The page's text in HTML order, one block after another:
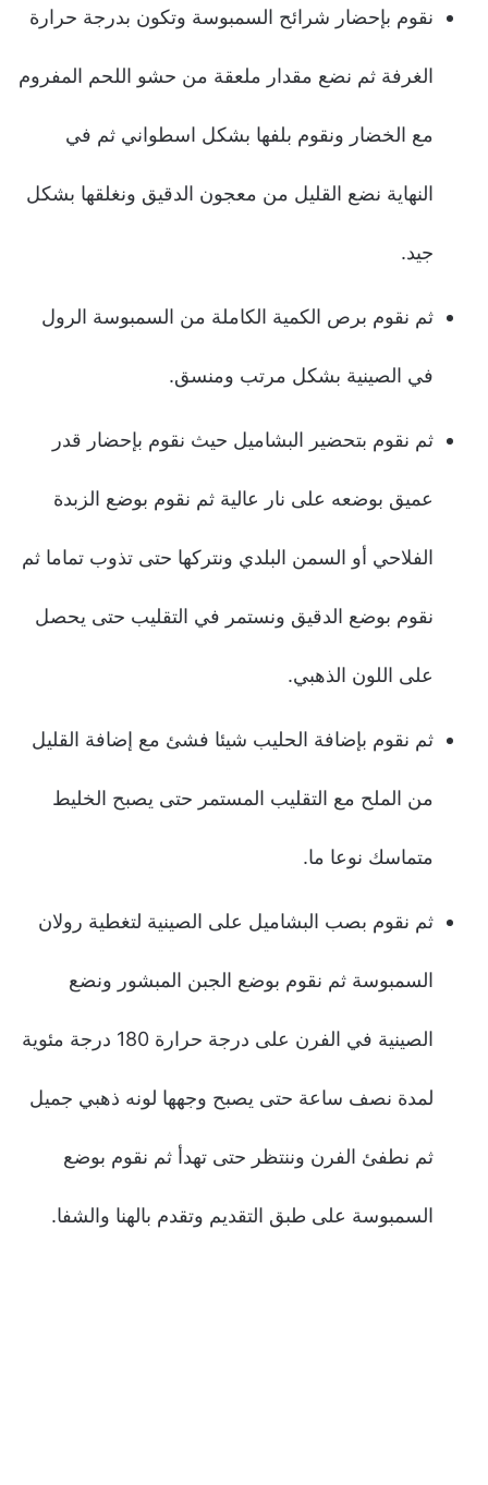
نقوم بإحضار شرائح السمبوسة وتكون بدرجة حرارة
الغرفة ثم نضع مقدار ملعقة من حشو اللحم المفروم
مع الخضار ونقوم بلفها بشكل اسطواني ثم في
النهاية نضع القليل من معجون الدقيق ونغلقها بشكل
جيد.
ثم نقوم برص الكمية الكاملة من السمبوسة الرول
في الصينية بشكل مرتب ومنسق.
ثم نقوم بتحضير البشاميل حيث نقوم بإحضار قدر
عميق بوضعه على نار عالية ثم نقوم بوضع الزبدة
الفلاحي أو السمن البلدي ونتركها حتى تذوب تماما ثم
نقوم بوضع الدقيق ونستمر في التقليب حتى يحصل
على اللون الذهبي.
ثم نقوم بإضافة الحليب شيئا فشئ مع إضافة القليل
من الملح مع التقليب المستمر حتى يصبح الخليط
متماسك نوعا ما.
ثم نقوم بصب البشاميل على الصينية لتغطية رولان
السمبوسة ثم نقوم بوضع الجبن المبشور ونضع
الصينية في الفرن على درجة حرارة 180 درجة مئوية
لمدة نصف ساعة حتى يصبح وجهها لونه ذهبي جميل
ثم نطفئ الفرن وننتظر حتى تهدأ ثم نقوم بوضع
السمبوسة على طبق التقديم وتقدم بالهنا والشفا.